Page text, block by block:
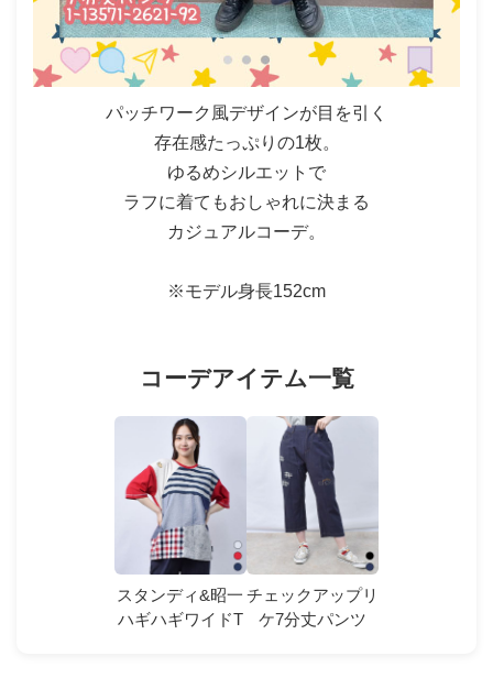
パッチワーク風デザインが目を引く
存在感たっぷりの1枚。
ゆるめシルエットで
ラフに着てもおしゃれに決まる
カジュアルコーデ。
※モデル身長152cm
コーデアイテム一覧
スタンディ&昭一
ハギハギワイドT
チェックアップリ
ケ7分丈パンツ